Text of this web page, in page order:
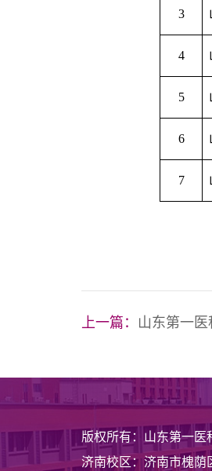
3
4
5
6
7
上一篇： 山东第一
版权所有：山东第一
济南校区：济南市槐荫